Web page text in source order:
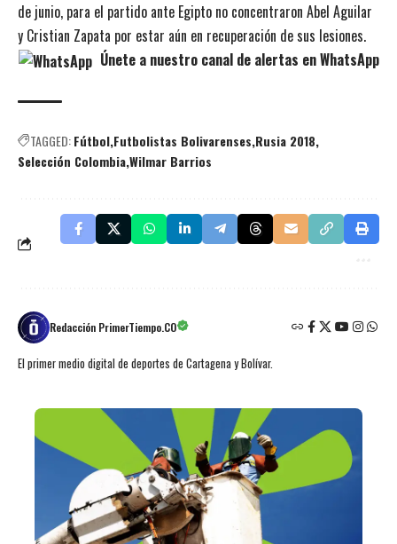
de junio, para el partido ante Egipto no concentraron Abel Aguilar
y Cristian Zapata por estar aún en recuperación de sus lesiones.
Únete a nuestro canal de alertas en WhatsApp
TAGGED:Fútbol Futbolistas Bolivarenses Rusia 2018
Selección ColombiaWilmar Barrios
Redacción PrimerTiempo.CO
El primer medio digital de deportes de Cartagena y Bolívar.